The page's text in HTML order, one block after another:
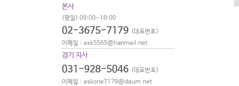
본사
(평일) 09:00~18:00
02-3675-7179 (대표번호)
이메일 : ask5565@hanmail.net
경기 지사
031-928-5046 (대표번호)
이메일 : askone7179@daum.net